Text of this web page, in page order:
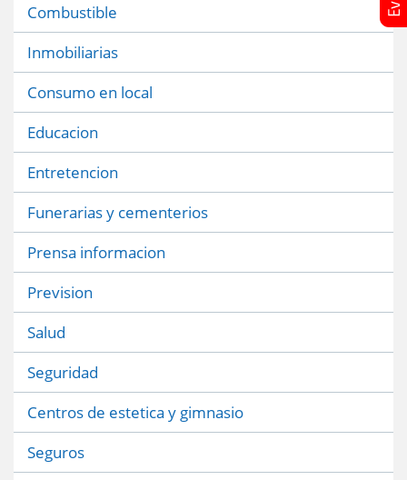
Combustible
Inmobiliarias
Consumo en local
Educacion
Entretencion
Funerarias y cementerios
Prensa informacion
Prevision
Salud
Seguridad
Centros de estetica y gimnasio
Seguros